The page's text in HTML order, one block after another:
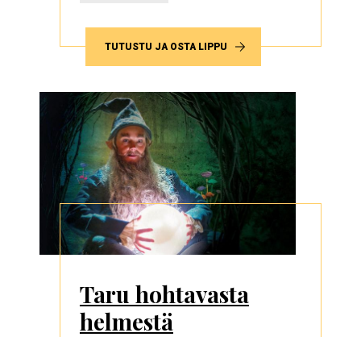
TUTUSTU JA OSTA LIPPU
Taru hohtavasta
helmestä